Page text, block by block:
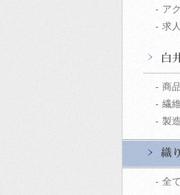
ア
求
商
繊
製
全